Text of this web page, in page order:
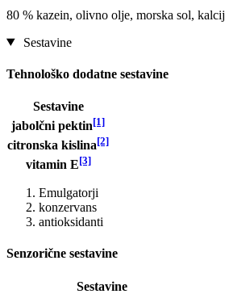
80 % kazein, olivno olje, morska sol, kalcij
Sestavine
Tehnološko dodatne sestavine
Sestavine
jabolčni pektin[1]
citronska kislina[2]
vitamin E[3]
Emulgatorji
konzervans
antioksidanti
Senzorične sestavine
Sestavine